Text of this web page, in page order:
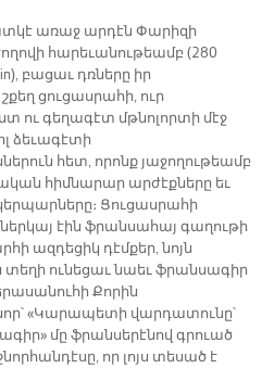
առաջ արդէն Փարիզի
հարեւանութեամբ (280
բացաւ դռները իր
ցուցասրահի, ուր
ու գեղագէտ մթնոլորտի մէջ
ձեւագէտի
հետ, որոնք յաջողութեամբ
հիմնարար արժէքները եւ
Ցուցասրահի
էին ֆրանսահայ գաղութի
ազդեցիկ դէմքեր, նոյն
տեղի ունեցաւ նաեւ ֆրանսագիր
Քորին
«Կարապետի վարդատունը՝
մը ֆրանսերէնով գրուած
որ լոյս տեսած է